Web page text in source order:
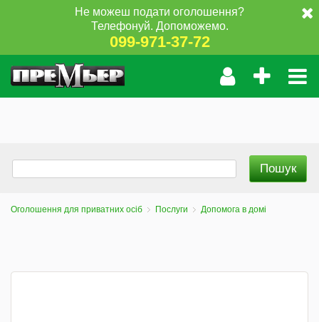
Не можеш подати оголошення?
Телефонуй. Допоможемо.
099-971-37-72
Оголошення для приватних осіб Послуги Допомога в домі